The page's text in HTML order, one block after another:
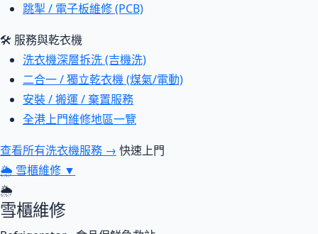
跳掣 / 電子板維修 (PCB)
🛠 服務與乾衣機
洗衣機深層拆洗 (吉機洗)
二合一 / 獨立乾衣機 (煤氣/電動)
安裝 / 搬運 / 棄置服務
全港上門維修地區一覽
查看所有洗衣機服務 → 快速上門
🌦 雪櫃維修 ▼
🌦
雪櫃維修